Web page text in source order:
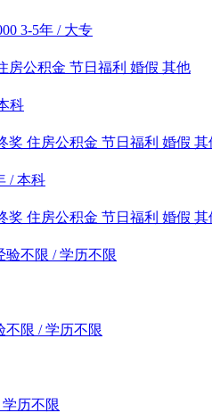
3-5年 / 大专
房公积金 节日福利 婚假 其他
科
奖 住房公积金 节日福利 婚假 其
/ 本科
奖 住房公积金 节日福利 婚假 其
验不限 / 学历不限
不限 / 学历不限
学历不限